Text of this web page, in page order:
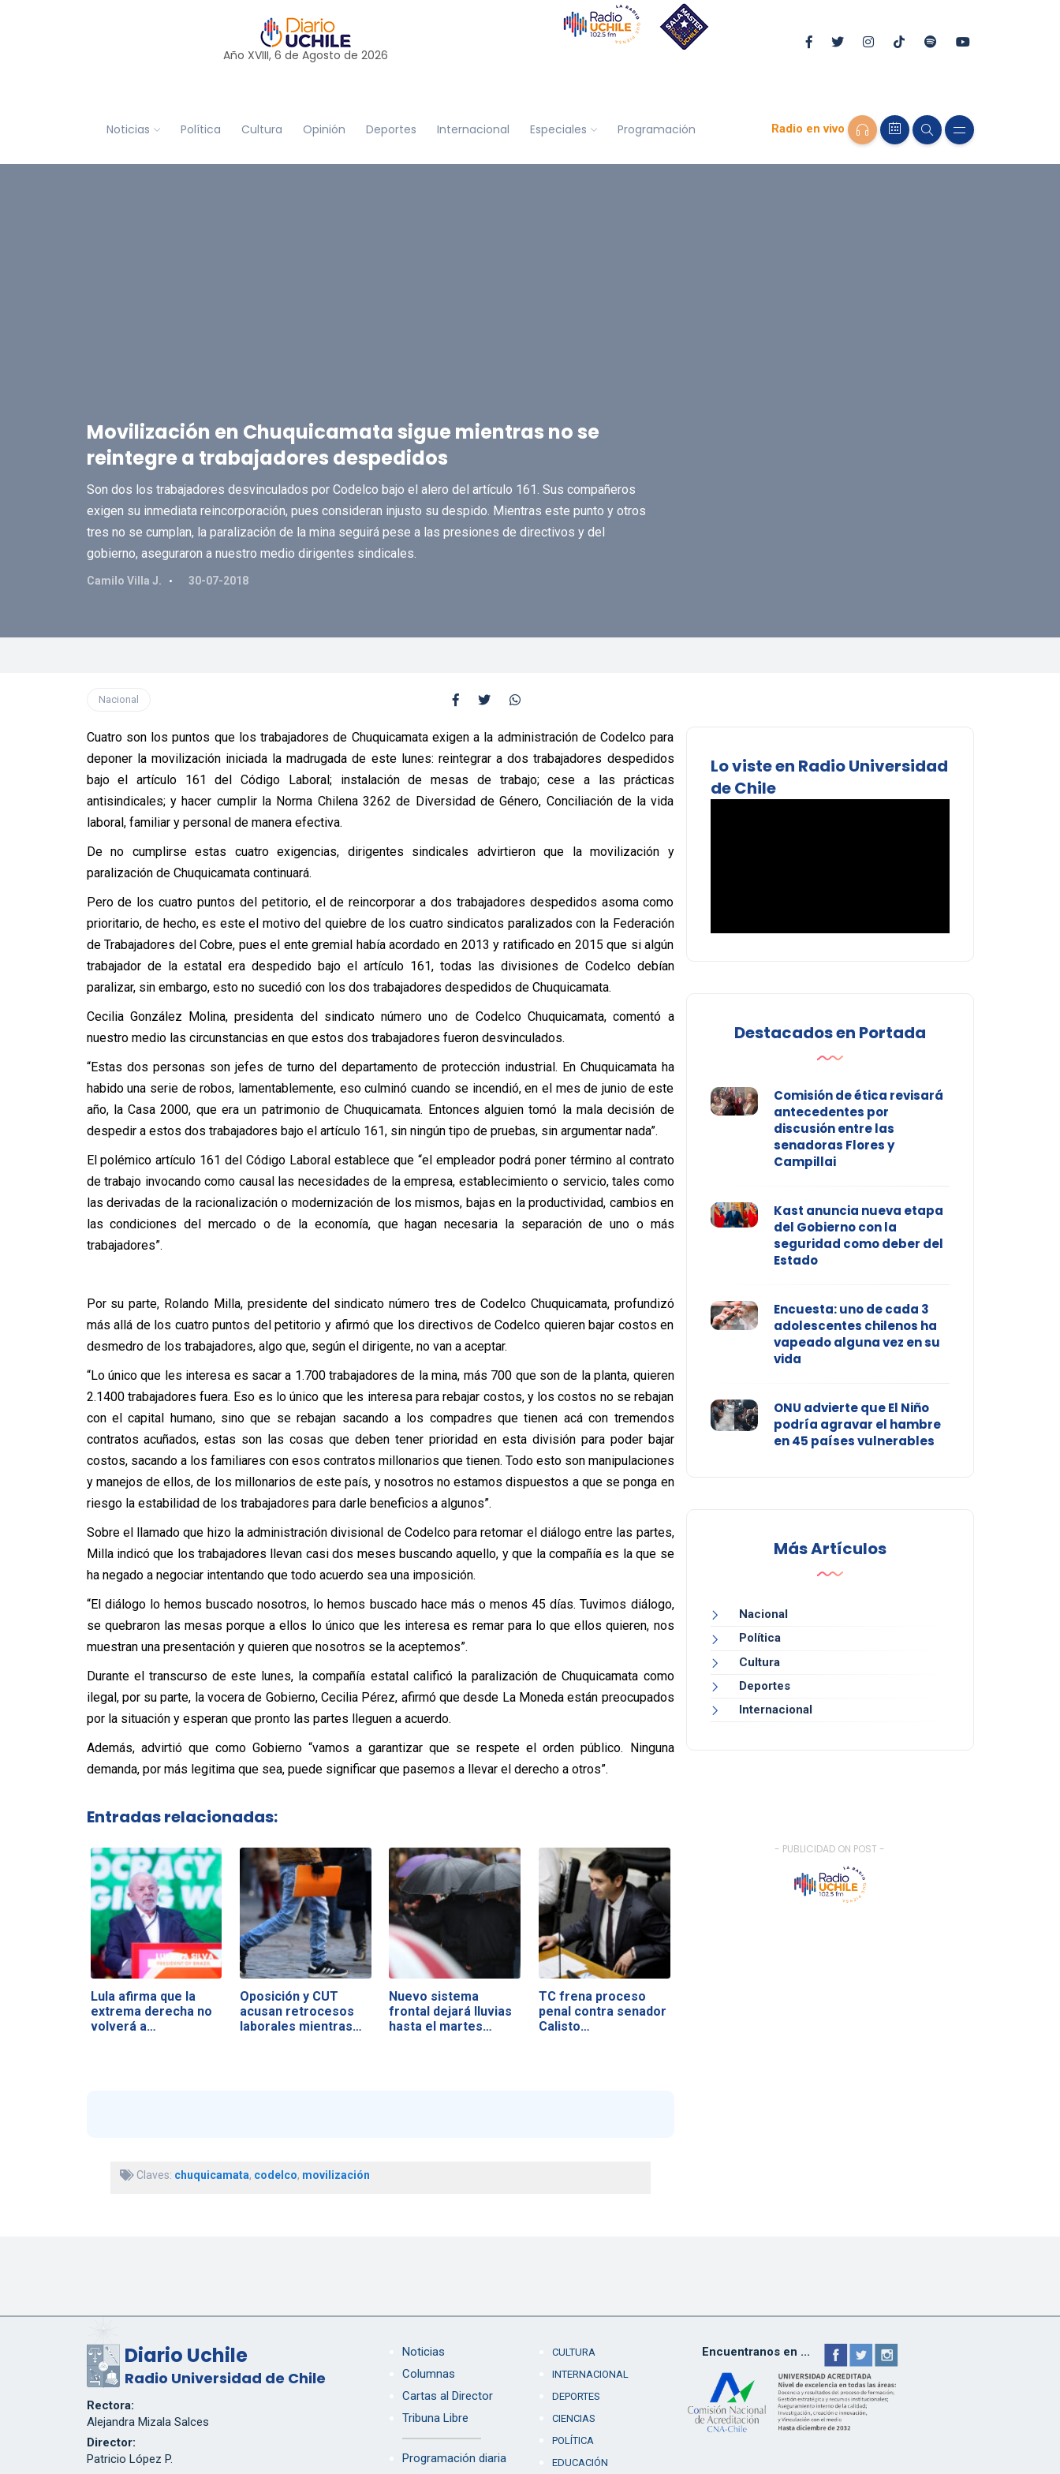
Año XVIII, 6 de Agosto de 2026
Noticias Política Cultura Opinión Deportes Internacional Especiales Programación Radio en vivo
Movilización en Chuquicamata sigue mientras no se
reintegre a trabajadores despedidos
Son dos los trabajadores desvinculados por Codelco bajo el alero del artículo 161. Sus compañeros
exigen su inmediata reincorporación, pues consideran injusto su despido. Mientras este punto y otros
tres no se cumplan, la paralización de la mina seguirá pese a las presiones de directivos y del
gobierno, aseguraron a nuestro medio dirigentes sindicales.
Camilo Villa J. 30-07-2018
Nacional
Cuatro son los puntos que los trabajadores de Chuquicamata exigen a la administración de Codelco para
deponer la movilización iniciada la madrugada de este lunes: reintegrar a dos trabajadores despedidos
bajo el artículo 161 del Código Laboral; instalación de mesas de trabajo; cese a las prácticas
antisindicales; y hacer cumplir la Norma Chilena 3262 de Diversidad de Género, Conciliación de la vida
laboral, familiar y personal de manera efectiva.
De no cumplirse estas cuatro exigencias, dirigentes sindicales advirtieron que la movilización y
paralización de Chuquicamata continuará.
Pero de los cuatro puntos del petitorio, el de reincorporar a dos trabajadores despedidos asoma como
prioritario, de hecho, es este el motivo del quiebre de los cuatro sindicatos paralizados con la Federación
de Trabajadores del Cobre, pues el ente gremial había acordado en 2013 y ratificado en 2015 que si algún
trabajador de la estatal era despedido bajo el artículo 161, todas las divisiones de Codelco debían
paralizar, sin embargo, esto no sucedió con los dos trabajadores despedidos de Chuquicamata.
Cecilia González Molina, presidenta del sindicato número uno de Codelco Chuquicamata, comentó a
nuestro medio las circunstancias en que estos dos trabajadores fueron desvinculados.
“Estas dos personas son jefes de turno del departamento de protección industrial. En Chuquicamata ha
habido una serie de robos, lamentablemente, eso culminó cuando se incendió, en el mes de junio de este
año, la Casa 2000, que era un patrimonio de Chuquicamata. Entonces alguien tomó la mala decisión de
despedir a estos dos trabajadores bajo el artículo 161, sin ningún tipo de pruebas, sin argumentar nada”.
El polémico artículo 161 del Código Laboral establece que “el empleador podrá poner término al contrato
de trabajo invocando como causal las necesidades de la empresa, establecimiento o servicio, tales como
las derivadas de la racionalización o modernización de los mismos, bajas en la productividad, cambios en
las condiciones del mercado o de la economía, que hagan necesaria la separación de uno o más
trabajadores”.
Por su parte, Rolando Milla, presidente del sindicato número tres de Codelco Chuquicamata, profundizó
más allá de los cuatro puntos del petitorio y afirmó que los directivos de Codelco quieren bajar costos en
desmedro de los trabajadores, algo que, según el dirigente, no van a aceptar.
“Lo único que les interesa es sacar a 1.700 trabajadores de la mina, más 700 que son de la planta, quieren
2.1400 trabajadores fuera. Eso es lo único que les interesa para rebajar costos, y los costos no se rebajan
con el capital humano, sino que se rebajan sacando a los compadres que tienen acá con tremendos
contratos acuñados, estas son las cosas que deben tener prioridad en esta división para poder bajar
costos, sacando a los familiares con esos contratos millonarios que tienen. Todo esto son manipulaciones
y manejos de ellos, de los millonarios de este país, y nosotros no estamos dispuestos a que se ponga en
riesgo la estabilidad de los trabajadores para darle beneficios a algunos”.
Sobre el llamado que hizo la administración divisional de Codelco para retomar el diálogo entre las partes,
Milla indicó que los trabajadores llevan casi dos meses buscando aquello, y que la compañía es la que se
ha negado a negociar intentando que todo acuerdo sea una imposición.
“El diálogo lo hemos buscado nosotros, lo hemos buscado hace más o menos 45 días. Tuvimos diálogo,
se quebraron las mesas porque a ellos lo único que les interesa es remar para lo que ellos quieren, nos
muestran una presentación y quieren que nosotros se la aceptemos”.
Durante el transcurso de este lunes, la compañía estatal calificó la paralización de Chuquicamata como
ilegal, por su parte, la vocera de Gobierno, Cecilia Pérez, afirmó que desde La Moneda están preocupados
por la situación y esperan que pronto las partes lleguen a acuerdo.
Además, advirtió que como Gobierno “vamos a garantizar que se respete el orden público. Ninguna
demanda, por más legitima que sea, puede significar que pasemos a llevar el derecho a otros”.
Entradas relacionadas:
Lula afirma que la
extrema derecha no
volverá a…
Oposición y CUT
acusan retrocesos
laborales mientras…
Nuevo sistema
frontal dejará lluvias
hasta el martes…
TC frena proceso
penal contra senador
Calisto…
Claves: chuquicamata, codelco, movilización
Lo viste en Radio Universidad
de Chile
Destacados en Portada
Comisión de ética revisará
antecedentes por
discusión entre las
senadoras Flores y
Campillai
Kast anuncia nueva etapa
del Gobierno con la
seguridad como deber del
Estado
Encuesta: uno de cada 3
adolescentes chilenos ha
vapeado alguna vez en su
vida
ONU advierte que El Niño
podría agravar el hambre
en 45 países vulnerables
Más Artículos
Nacional
Política
Cultura
Deportes
Internacional
- PUBLICIDAD ON POST -
Diario Uchile
Radio Universidad de Chile
Rectora:
Alejandra Mizala Salces
Director:
Patricio López P.
Noticias
Columnas
Cartas al Director
Tribuna Libre
Programación diaria
CULTURA
INTERNACIONAL
DEPORTES
CIENCIAS
POLÍTICA
EDUCACIÓN
Encuentranos en ...